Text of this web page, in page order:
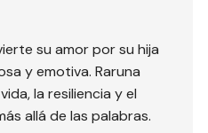
su amor por su hija
y emotiva. Raruna
la resiliencia y el
allá de las palabras.